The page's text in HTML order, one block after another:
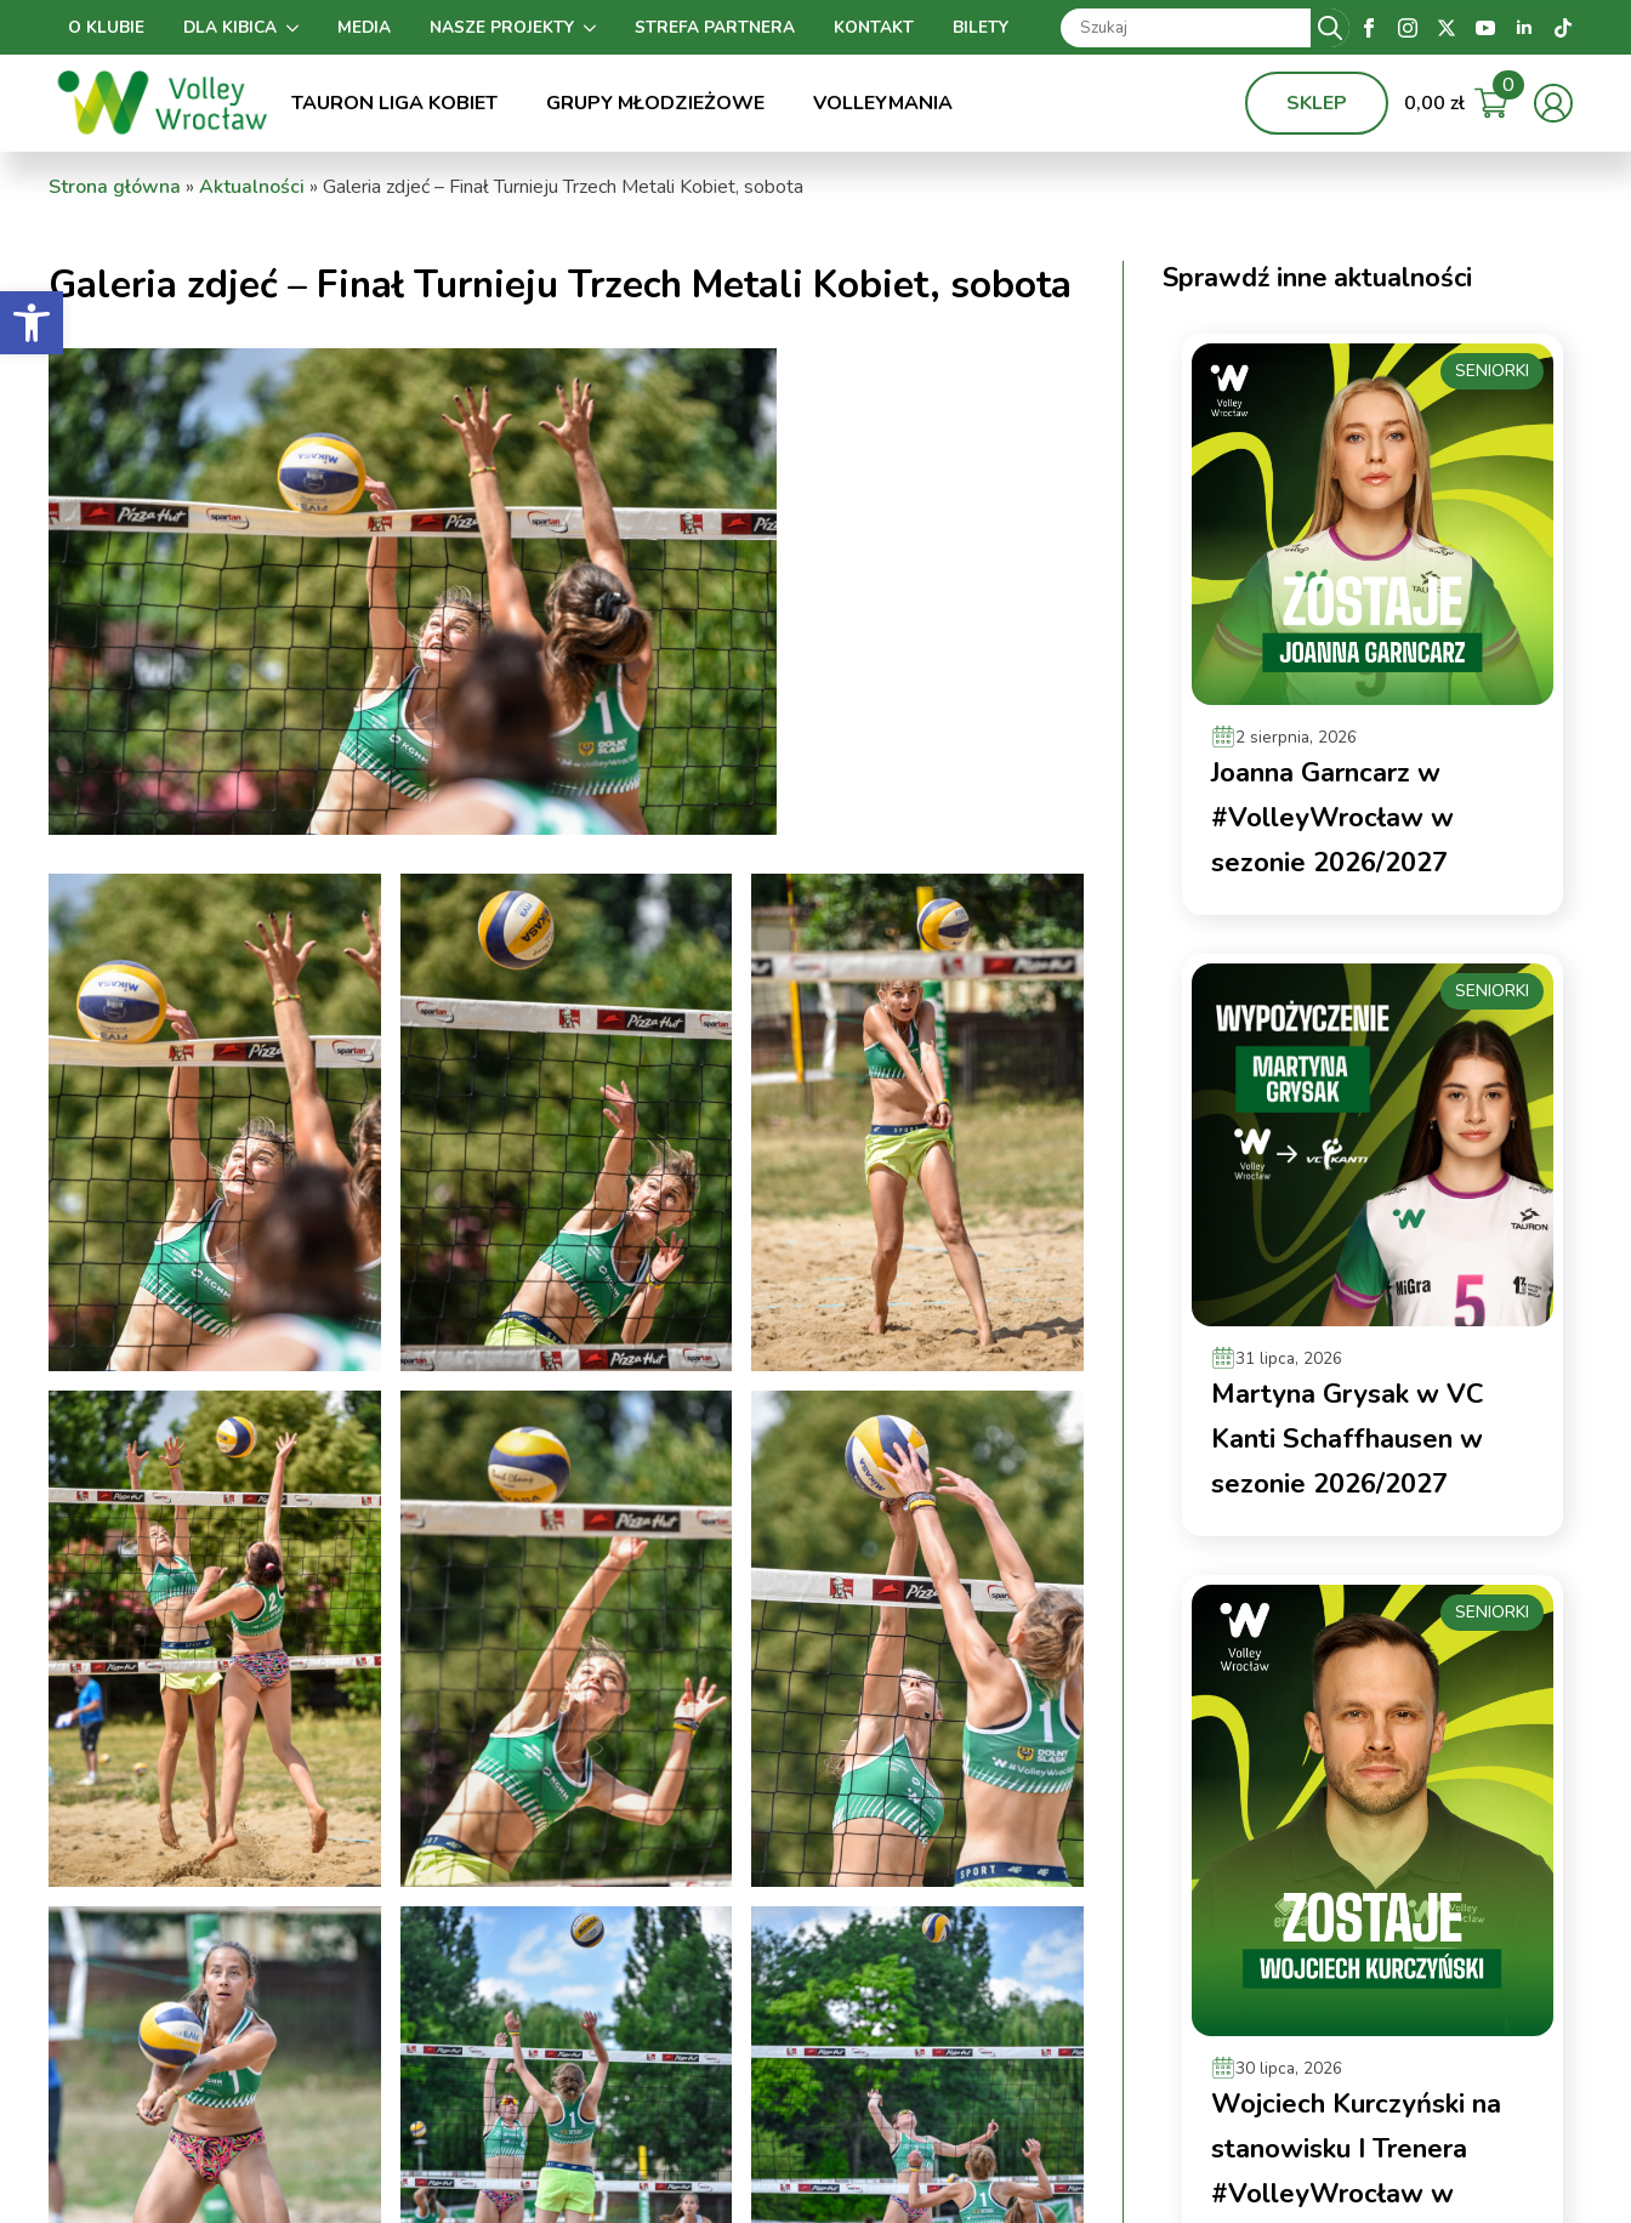
Otwórz pasek narzędzi
O KLUBIE DLA KIBICA MEDIA NASZE PROJEKTY STREFA PARTNERA KONTAKT BILETY
Search
for:
TAURON LIGA KOBIET
GRUPY MŁODZIEŻOWE VOLLEYMANIA SKLEP 0,00 zł
0
Strona główna » Aktualności » Galeria zdjeć – Finał Turnieju Trzech Metali Kobiet, sobota
Galeria zdjeć – Finał Turnieju Trzech Metali Kobiet, sobota Sprawdź inne aktualności
2 sierpnia, 2026
Joanna Garncarz w
#VolleyWrocław w
sezonie 2026/2027
SENIORKI
31 lipca, 2026
Martyna Grysak w VC
Kanti Schaffhausen w
sezonie 2026/2027
SENIORKI
30 lipca, 2026
Wojciech Kurczyński na
stanowisku I Trenera
#VolleyWrocław w
SENIORKI